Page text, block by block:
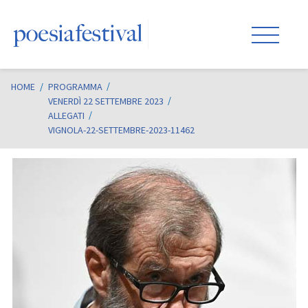
HOME / PROGRAMMA
VENERDÌ 22 SETTEMBRE 2023
ALLEGATI
VIGNOLA-22-SETTEMBRE-2023-11462